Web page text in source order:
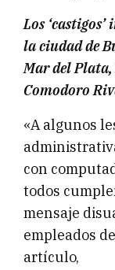
Los
la ciudad de
Mar del Plata,
Comodoro
«A algunos
con
todos
mensaje
empleados
artículo,